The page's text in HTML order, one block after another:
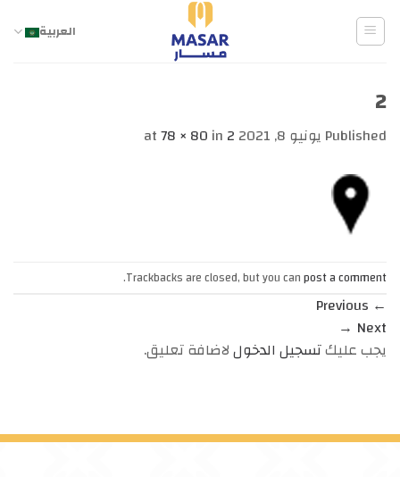
Skip
content
العربية
2
Published يونيو 8, 2021 78 × 80 in 2
Trackbacks are closed, but you canpost a comment
.
←
Next
→
يجب عليكتسجيل الدخوللاضافة تعليق.